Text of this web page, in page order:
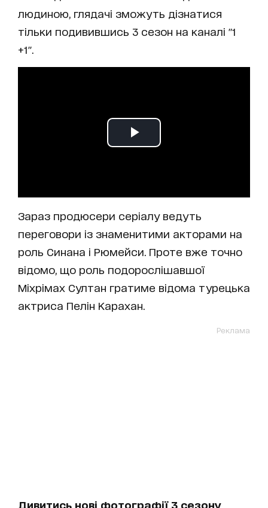
людиною, глядачі зможуть дізнатися
тільки подивившись 3 сезон на каналі "1
+1".
Зараз продюсери серіалу ведуть
переговори із знаменитими акторами на
роль Синана і Рюмейси. Проте вже точно
відомо, що роль подорослішавшої
Міхрімах Султан гратиме відома турецька
актриса Пелін Карахан.
Реклама
Дивитись нові фотографії 3 сезону